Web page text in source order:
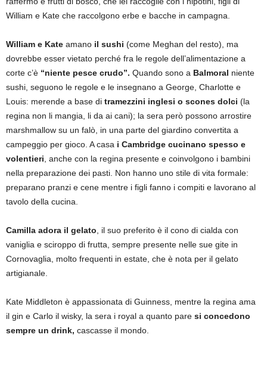
William e Kate che raccolgono erbe e bacche in campagna.
William e Kate amano il sushi (come Meghan del resto), ma
dovrebbe esser vietato perché fra le regole dell’alimentazione a
corte c’è “niente pesce crudo”. Quando sono a Balmoral niente
sushi, seguono le regole e le insegnano a George, Charlotte e
Louis: merende a base di tramezzini inglesi o scones dolci (la
regina non li mangia, li da ai cani); la sera però possono arrostire
marshmallow su un falò, in una parte del giardino convertita a
campeggio per gioco. A casa i Cambridge cucinano spesso e
volentieri , anche con la regina presente e coinvolgono i bambini
nella preparazione dei pasti. Non hanno uno stile di vita formale:
preparano pranzi e cene mentre i figli fanno i compiti e lavorano al
tavolo della cucina.
Camilla adora il gelato , il suo preferito è il cono di cialda con
vaniglia e sciroppo di frutta, sempre presente nelle sue gite in
Cornovaglia, molto frequenti in estate, che è nota per il gelato
artigianale.
Kate Middleton è appassionata di Guinness, mentre la regina ama
il gin e Carlo il wisky, la sera i royal a quanto pare si concedono
sempre un drink, cascasse il mondo.